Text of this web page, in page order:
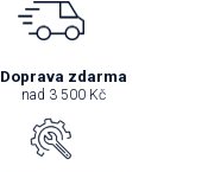
Doprava zdarma
nad 3 500 Kč